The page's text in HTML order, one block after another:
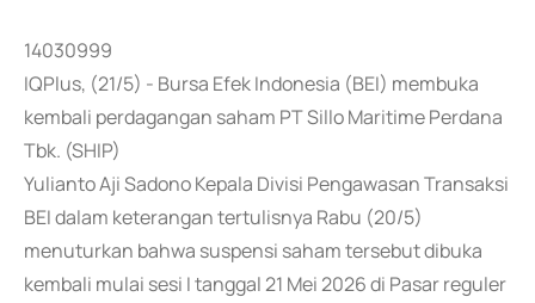
14030999
IQPlus, (21/5) - Bursa Efek Indonesia (BEI) membuka
kembali perdagangan saham PT Sillo Maritime Perdana
Tbk. (SHIP)
Yulianto Aji Sadono Kepala Divisi Pengawasan Transaksi
BEI dalam keterangan tertulisnya Rabu (20/5)
menuturkan bahwa suspensi saham tersebut dibuka
kembali mulai sesi I tanggal 21 Mei 2026 di Pasar reguler